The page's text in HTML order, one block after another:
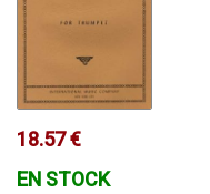
18.57 €
EN STOCK